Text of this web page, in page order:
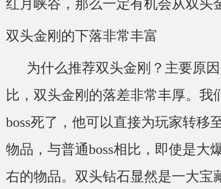
红月峡谷，那么一定有机会从双头
双头金刚的下落非常丰富
为什么推荐双头金刚？主要原因
比，双头金刚的落差非常丰厚。我
boss死了，他可以直接为玩家转移
物品，与普通boss相比，即使是大
右的物品。双头钻石显然是一大宝